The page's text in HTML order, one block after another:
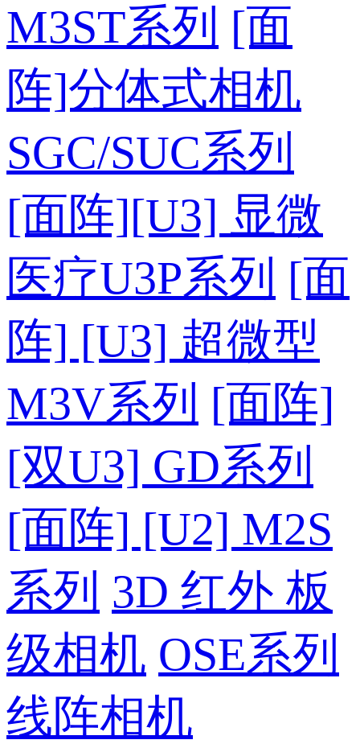
M3ST系列 [面
阵]分体式相机
SGC/SUC系列
[面阵][U3] 显微
医疗U3P系列 [面
阵] [U3] 超微型
M3V系列 [面阵]
[双U3] GD系列
[面阵] [U2] M2S
系列 3D 红外 板
级相机 OSE系列
线阵相机